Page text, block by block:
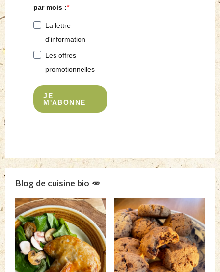
par mois :
La lettre
d'information
Les offres
promotionnelles
JE
M'ABONNE
Blog de cuisine bio 🥕